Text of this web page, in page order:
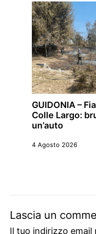
GUIDONIA –
Colle Largo:
un’auto
4 Agosto 2026
Lascia un
Il tuo indirizzo email